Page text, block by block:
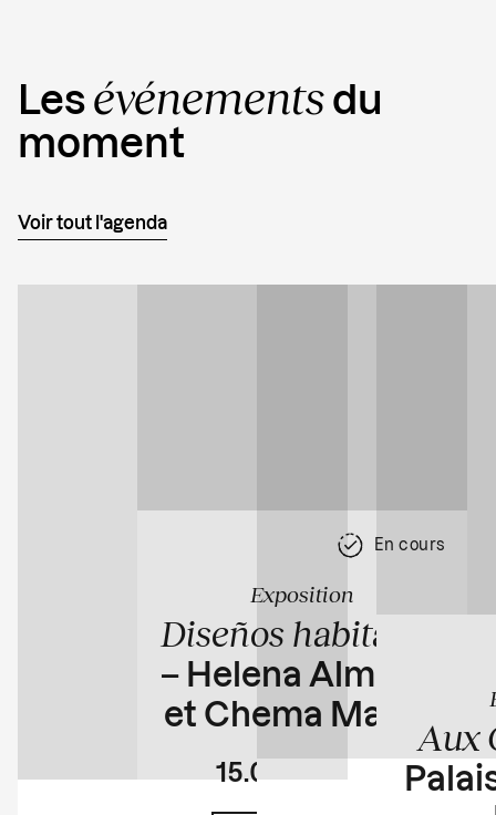
Les événements du
moment
Voir tout l'agenda
En cours
Exposition
Diseños habitados
– Helena Almeida
et Chema Madoz
15.04 23.08
Aux